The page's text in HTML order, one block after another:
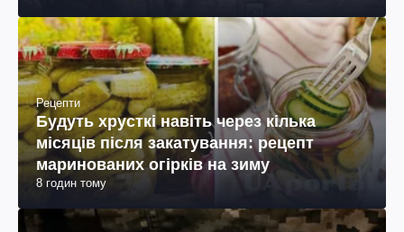
Рецепти
Будуть хрусткі навіть через кілька
місяців після закатування: рецепт
маринованих огірків на зиму
8 годин тому